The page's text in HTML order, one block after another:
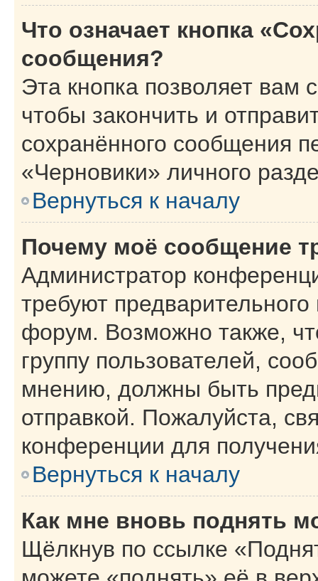
Что означает кнопка
сообщения?
Эта кнопка позволяет вам
чтобы закончить и
сохранённого сообщения
«Черновики» личного
Вернуться к началу
Почему моё сообщение
Администратор
требуют
форум. Возможно также,
группу пользователей,
мнению, должны быть
отправкой. Пожалуйста,
конференции для
Вернуться к началу
Как мне вновь поднять
Щёлкнув по ссылке